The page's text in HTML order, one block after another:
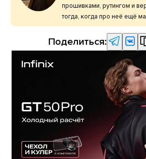
прошивками, рутингом и
тогда, когда про неё ещё
Поделиться: